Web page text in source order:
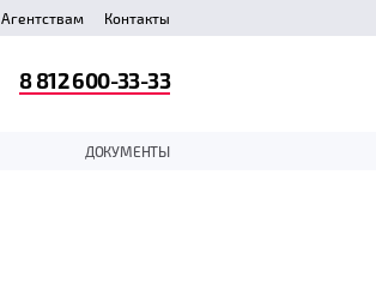
Агентствам Контакты
ДОКУМЕНТЫ
8 812 600-33-33